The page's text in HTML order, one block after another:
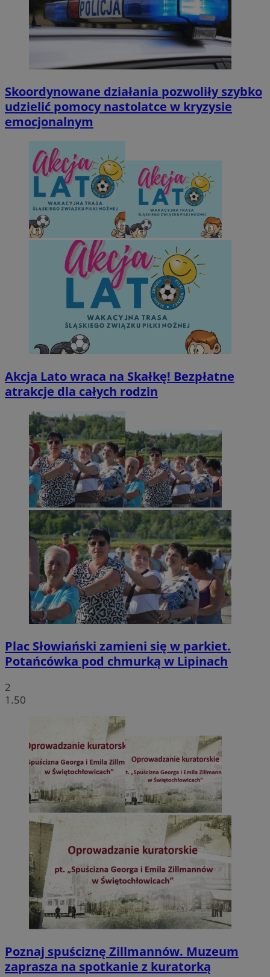
Skoordynowane działania pozwoliły szybko
udzielić pomocy nastolatce w kryzysie
emocjonalnym
Akcja Lato wraca na Skałkę! Bezpłatne
atrakcje dla całych rodzin
Plac Słowiański zamieni się w parkiet.
Potańcówka pod chmurką w Lipinach
2
1.50
Poznaj spuściznę Zillmannów. Muzeum
zaprasza na spotkanie z kuratorką